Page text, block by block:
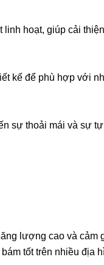
hoạt, giúp cải
kế để phù hợp với
sự thoải mái và sự
lượng cao và cảm
tốt trên nhiều địa